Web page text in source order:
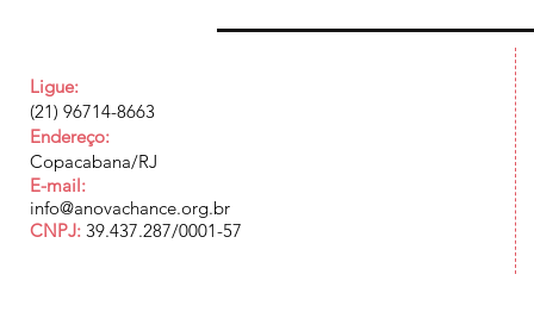
Ligue:
(21) 96714-8663
Endereço:
Copacabana/RJ
E-mail:
info@anovachance.org.br
CNPJ: 39.437.287/0001-57